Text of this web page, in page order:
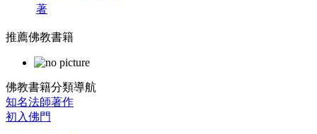
著
推薦佛教書籍
佛教書籍分類導航
知名法師著作
初入佛門